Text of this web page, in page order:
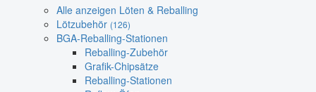
Alle anzeigen Löten & Reballing
Lötzubehör (126)
BGA-Reballing-Stationen
Reballing-Zubehör
Grafik-Chipsätze
Reballing-Stationen